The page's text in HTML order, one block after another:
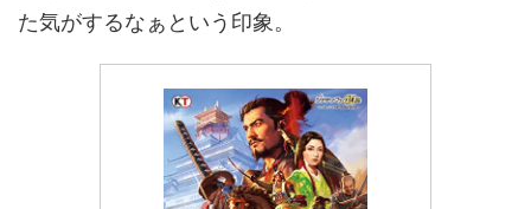
た気がするなぁという印象。